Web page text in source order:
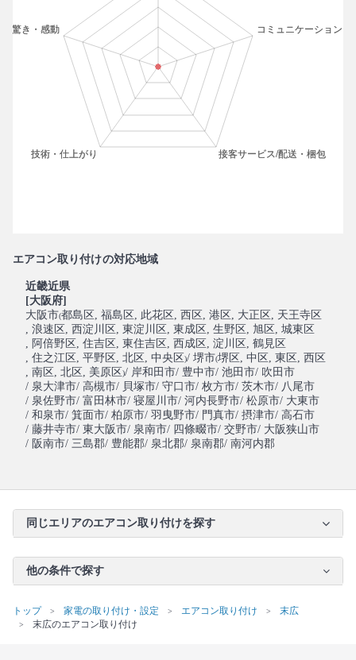
エアコン取り付けの対応地域
近畿近県
[大阪府]
大阪市(都島区 , 福島区 , 此花区 , 西区 , 港区 , 大正区 , 天王寺区
, 浪速区 , 西淀川区 , 東淀川区 , 東成区 , 生野区 , 旭区 , 城東区
, 阿倍野区 , 住吉区 , 東住吉区 , 西成区 , 淀川区 , 鶴見区
, 住之江区 , 平野区 , 北区 , 中央区)/ 堺市(堺区 , 中区 , 東区 , 西区
, 南区 , 北区 , 美原区)/ 岸和田市/ 豊中市/ 池田市/ 吹田市
/ 泉大津市/ 高槻市/ 貝塚市/ 守口市/ 枚方市/ 茨木市/ 八尾市
/ 泉佐野市/ 富田林市/ 寝屋川市/ 河内長野市/ 松原市/ 大東市
/ 和泉市/ 箕面市/ 柏原市/ 羽曳野市/ 門真市/ 摂津市/ 高石市
/ 藤井寺市/ 東大阪市/ 泉南市/ 四條畷市/ 交野市/ 大阪狭山市
/ 阪南市/ 三島郡/ 豊能郡/ 泉北郡/ 泉南郡/ 南河内郡
同じエリアのエアコン取り付けを探す
他の条件で探す
トップ 家電の取り付け・設定 エアコン取り付け
末広
末広のエアコン取り付け